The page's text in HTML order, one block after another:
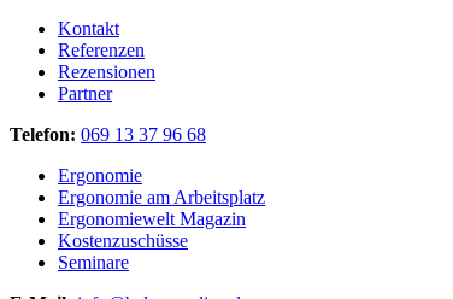
Kontakt
Referenzen
Rezensionen
Partner
Telefon: 069 13 37 96 68
Ergonomie
Ergonomie am Arbeitsplatz
Ergonomiewelt Magazin
Kostenzuschüsse
Seminare